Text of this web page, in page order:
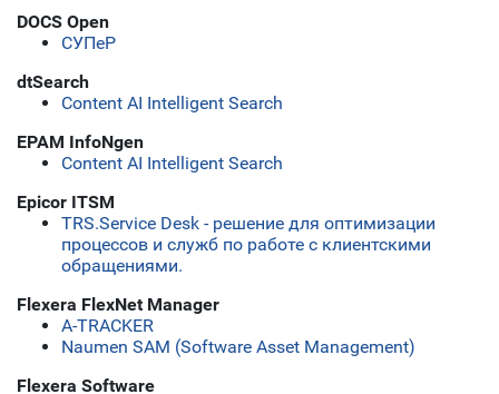
DOCS Open
СУПеР
dtSearch
Content AI Intelligent Search
EPAM InfoNgen
Content AI Intelligent Search
Epicor ITSM
TRS.Service Desk - решение для оптимизации
процессов и служб по работе с клиентскими
обращениями.
Flexera FlexNet Manager
A-TRACKER
Naumen SAM (Software Asset Management)
Flexera Software